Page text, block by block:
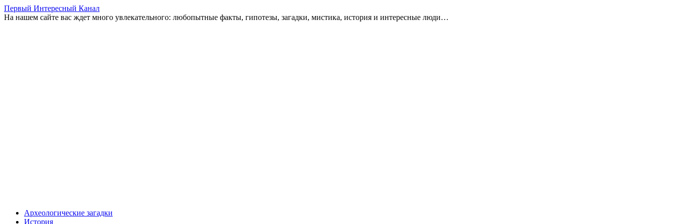
Первый Интересный Канал
На нашем сайте вас ждет много увлекательного: любопытные факты, гипотезы, загадки, мистика, история и интересные люди…
ПерейтиАрхеологические загадки
История